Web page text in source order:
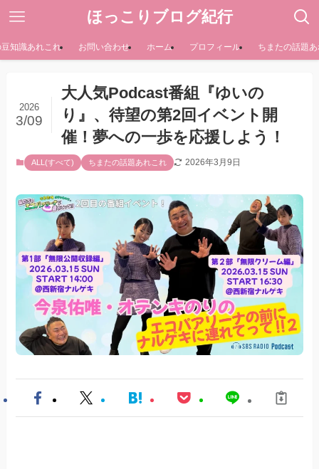
ほっこりブログ紀行
知識あれこれ お問い合わせ ホーム プロフィール ちまたの話題
大人気Podcast番組『ゆいの
り』、待望の第2回イベント開
催！夢への一歩を応援しよう！
2026
3/09
ALL(すべて) ちまたの話題あれこれ 2026年3月9日